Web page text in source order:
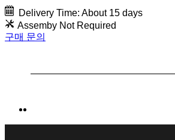
Delivery Time: About 15 days
Assemby Not Required
구매 문의